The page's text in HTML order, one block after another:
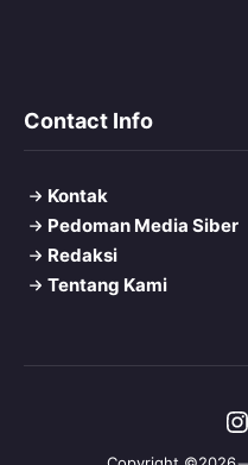
Contact Info
Kontak
Pedoman Media Siber
Redaksi
Tentang Kami